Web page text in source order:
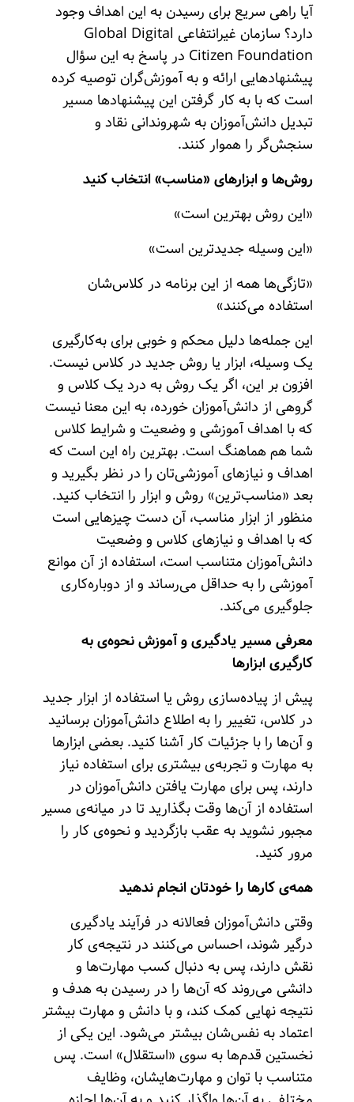
آیا راهی سریع برای رسیدن به این اهداف وجود
دارد؟ سازمان غیرانتفاعی Global Digital
Citizen Foundation در پاسخ به این سؤال
پیشنهادهایی ارائه و به آموزش‌گران توصیه کرده
است که با به کار گرفتن این پیشنهادها مسیر
تبدیل دانش‌آموزان به شهروندانی نقاد و
سنجش‌گر را هموار کنند.
روش‌ها و ابزارهای «مناسب» انتخاب کنید
«این روش بهترین است»
«این وسیله جدیدترین است»
«تازگی‌ها همه از این برنامه در کلاس‌شان
استفاده می‌کنند»
این جمله‌ها دلیل محکم و خوبی برای به‌کارگیری
یک وسیله، ابزار یا روش جدید در کلاس نیست.
افزون بر این، اگر یک روش به درد یک کلاس و
گروهی از دانش‌آموزان خورده، به این معنا نیست
که با اهداف آموزشی و وضعیت و شرایط کلاس
شما هم هماهنگ است. بهترین راه این است که
اهداف و نیازهای آموزشی‌تان را در نظر بگیرید و
بعد «مناسب‌ترین» روش و ابزار را انتخاب کنید.
منظور از ابزار مناسب، آن دست چیزهایی است
که با اهداف و نیازهای کلاس و وضعیت
دانش‌آموزان متناسب است، استفاده از آن موانع
آموزشی را به حداقل می‌رساند و از دوباره‌کاری
جلوگیری می‌کند.
معرفی مسیر یادگیری و آموزش نحوه‌ی به
کارگیری ابزارها
پیش از پیاده‌سازی روش یا استفاده از ابزار جدید
در کلاس، تغییر را به اطلاع دانش‌آموزان برسانید
و آن‌ها را با جزئیات کار آشنا کنید. بعضی ابزارها
به مهارت و تجربه‌ی بیشتری برای استفاده نیاز
دارند، پس برای مهارت یافتن دانش‌آموزان در
استفاده از آن‌ها وقت بگذارید تا در میانه‌ی مسیر
مجبور نشوید به عقب بازگردید و نحوه‌ی کار را
مرور کنید.
همه‌ی کارها را خودتان انجام ندهید
وقتی دانش‌آموزان فعالانه در فرآیند یادگیری
درگیر شوند، احساس می‌کنند در نتیجه‌ی کار
نقش دارند، پس به دنبال کسب مهارت‌ها و
دانشی می‌روند که آن‌ها را در رسیدن به هدف و
نتیجه نهایی کمک کند، و با دانش و مهارت بیشتر
اعتماد به نفس‌شان بیشتر می‌شود. این یکی از
نخستین‌ قدم‌ها به سوی «استقلال» است. پس
متناسب با توان و مهارت‌هایشان، وظایف